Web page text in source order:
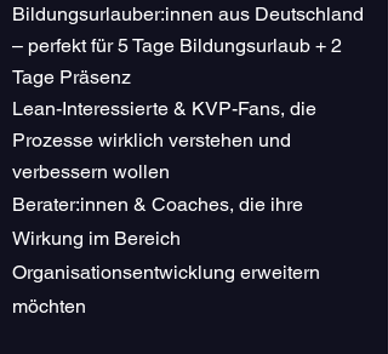
Bildungsurlauber:innen aus Deutschland
– perfekt für 5 Tage Bildungsurlaub + 2
Tage Präsenz
Lean-Interessierte & KVP-Fans, die
Prozesse wirklich verstehen und
verbessern wollen
Berater:innen & Coaches, die ihre
Wirkung im Bereich
Organisationsentwicklung erweitern
möchten